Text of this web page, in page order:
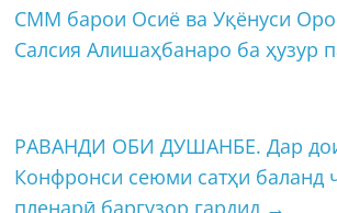
СММ барои Осиё ва Уқёнуси
Салсия Алишаҳбанаро ба ҳузур
РАВАНДИ ОБИ ДУШАНБЕ. Дар
Конфронси сеюми сатҳи баланд
пленарӣ баргузор гардид →